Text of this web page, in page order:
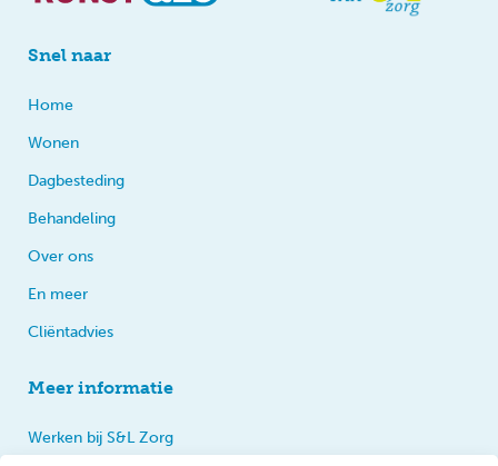
Snel naar
Home
Wonen
Dagbesteding
Behandeling
Over ons
En meer
Cliëntadvies
Meer informatie
Werken bij S&L Zorg